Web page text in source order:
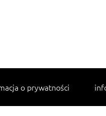
o prywatności